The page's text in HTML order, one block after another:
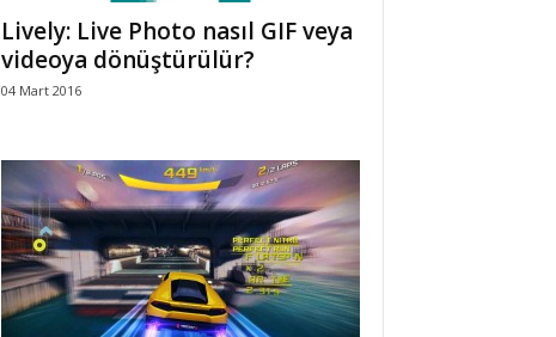
Lively: Live Photo nasıl GIF veya
videoya dönüştürülür?
04 Mart 2016